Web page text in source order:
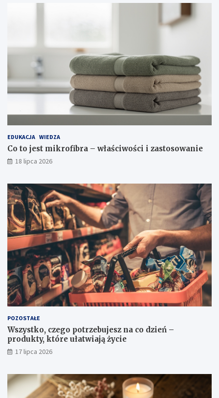
EDUKACJA WIEDZA
Co to jest mikrofibra – właściwości i zastosowanie
18 lipca 2026
POZOSTAŁE
Wszystko, czego potrzebujesz na co dzień –
produkty, które ułatwiają życie
17 lipca 2026